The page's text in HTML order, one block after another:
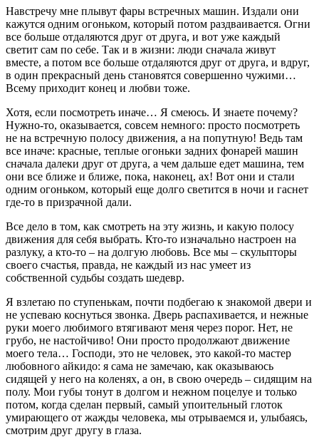
Навстречу мне плывут фары встречных машин. Издали они
кажутся одним огоньком, который потом раздваивается. Огни
все больше отдаляются друг от друга, и вот уже каждый
светит сам по себе. Так и в жизни: люди сначала живут
вместе, а потом все больше отдаляются друг от друга, и вдруг,
в один прекрасный день становятся совершенно чужими…
Всему приходит конец и любви тоже.
Хотя, если посмотреть иначе… Я смеюсь. И знаете почему?
Нужно-то, оказывается, совсем немного: просто посмотреть
не на встречную полосу движения, а на попутную! Ведь там
все иначе: красные, теплые огоньки задних фонарей машин
сначала далеки друг от друга, а чем дальше едет машина, тем
они все ближе и ближе, пока, наконец, ах! Вот они и стали
одним огоньком, который еще долго светится в ночи и гаснет
где-то в призрачной дали.
Все дело в том, как смотреть на эту жизнь, и какую полосу
движения для себя выбрать. Кто-то изначально настроен на
разлуку, а кто-то – на долгую любовь. Все мы – скульпторы
своего счастья, правда, не каждый из нас умеет из
собственной судьбы создать шедевр.
Я взлетаю по ступенькам, почти подбегаю к знакомой двери и
не успеваю коснуться звонка. Дверь распахивается, и нежные
руки моего любимого втягивают меня через порог. Нет, не
грубо, не настойчиво! Они просто продолжают движение
моего тела… Господи, это не человек, это какой-то мастер
любовного айкидо: я сама не замечаю, как оказываюсь
сидящей у него на коленях, а он, в свою очередь – сидящим на
полу. Мои губы тонут в долгом и нежном поцелуе и только
потом, когда сделан первый, самый упоительный глоток
умирающего от жажды человека, мы отрываемся и, улыбаясь,
смотрим друг другу в глаза.